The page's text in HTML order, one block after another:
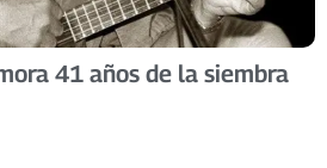
41 años de la siembra